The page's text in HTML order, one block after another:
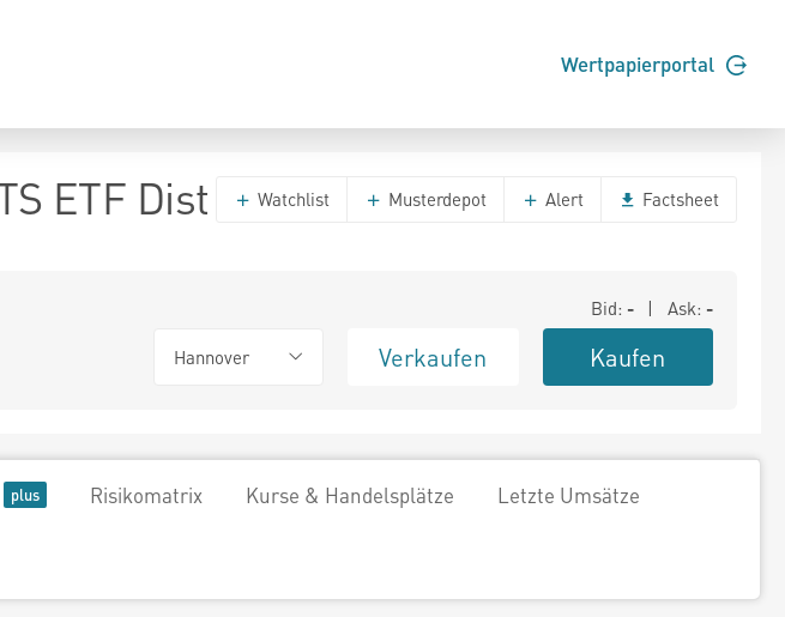
Wertpapierportal
ETF Dist Watchlist Musterdepot Alert Factsheet
Bid: - | Ask: -
Hannover Verkaufen Kaufen
Risikomatrix Kurse & Handelsplätze Letzte Umsätze